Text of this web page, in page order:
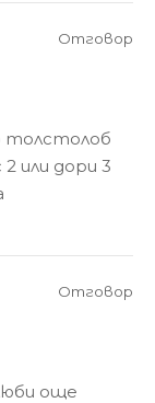
толстолоб
или дори 3
Отговор
още
Отговор